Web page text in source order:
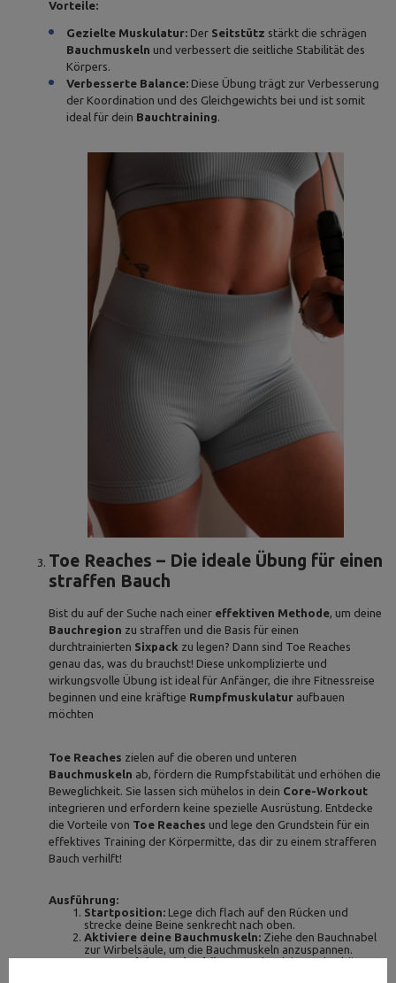
Vorteile:
Gezielte Muskulatur: Der Seitstütz stärkt die schrägen
Bauchmuskeln und verbessert die seitliche Stabilität des
Körpers.
Verbesserte Balance: Diese Übung trägt zur Verbesserung
der Koordination und des Gleichgewichts bei und ist somit
ideal für dein Bauchtraining
Toe Reaches – Die ideale Übung für einen
straffen Bauch
Bist du auf der Suche nach einer effektiven Methode , um deine
Bauchregion zu straffen und die Basis für einen
durchtrainierten Sixpack zu legen? Dann sind Toe Reaches
genau das, was du brauchst! Diese unkomplizierte und
wirkungsvolle Übung ist ideal für Anfänger, die ihre Fitnessreise
beginnen und eine kräftige Rumpfmuskulatur aufbauen
möchten
Toe Reaches zielen auf die oberen und unteren
Bauchmuskeln ab, fördern die Rumpfstabilität und erhöhen die
Beweglichkeit. Sie lassen sich mühelos in dein Core-Workout
integrieren und erfordern keine spezielle Ausrüstung. Entdecke
die Vorteile von Toe Reaches und lege den Grundstein für ein
effektives Training der Körpermitte, das dir zu einem strafferen
Bauch verhilft!
Ausführung:
Startposition: Lege dich flach auf den Rücken und
strecke deine Beine senkrecht nach oben.
Aktiviere deine Bauchmuskeln: Ziehe den Bauchnabel
zur Wirbelsäule, um die Bauchmuskeln anzuspannen.
Bewege deinen Oberkörper:Hebe deinen Oberkörper